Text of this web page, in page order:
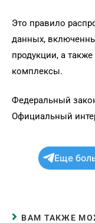
Это правило
данных,
продукции, а
комплексы.
Федеральный
Официальный
Еще
ВАМ ТАКЖЕ